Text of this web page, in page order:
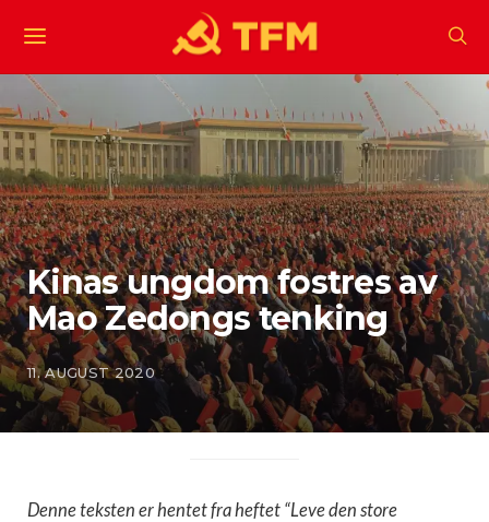
Kinas ungdom fostres av
Mao Zedongs tenking
11. AUGUST 2020
Denne teksten er hentet fra heftet “Leve den store